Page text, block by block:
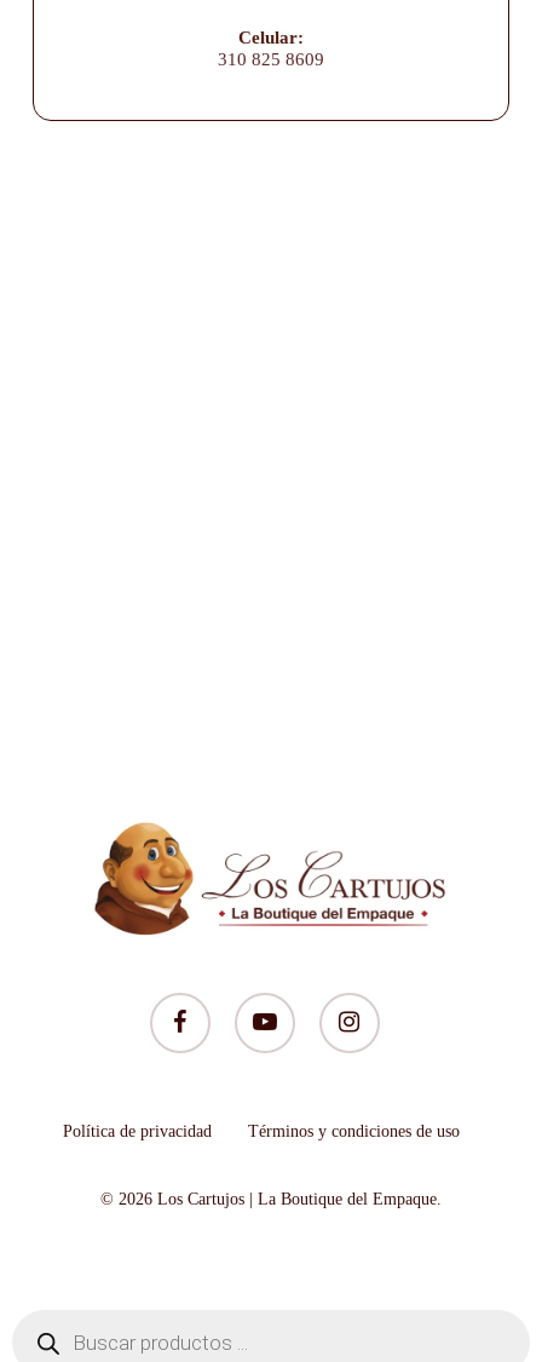
Celular:
310 825 8609
facebook youtube instagram
Política de privacidad Términos y condiciones de uso
© 2026 Los Cartujos | La Boutique del Empaque.
productos